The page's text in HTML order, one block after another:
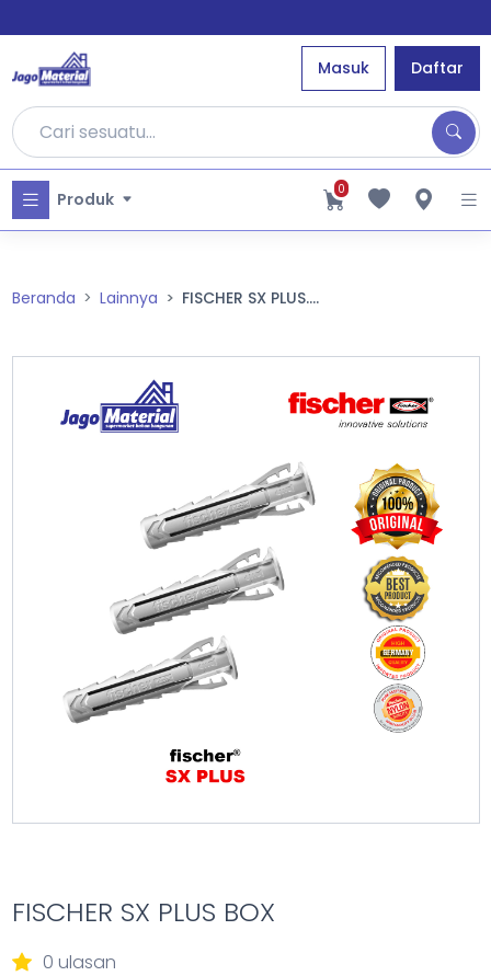
Masuk Daftar
Produk 0
Beranda Lainnya FISCHER SX PLUS....
FISCHER SX PLUS BOX
0 ulasan